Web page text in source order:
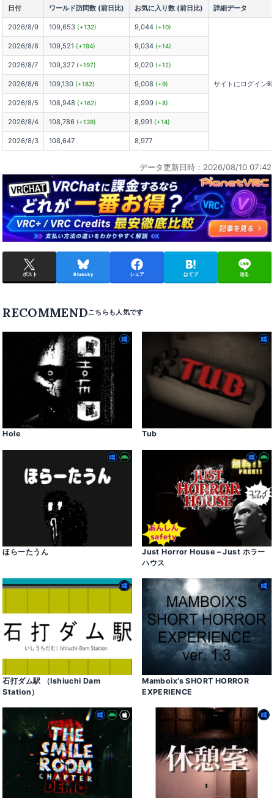
日付 ワールド訪問数 (前日比) お気に入り数 (前日比) 詳細データ
2026/8/9 109,653 (+132) 9,044 (+10)
サイトにログイン
2026/8/8 109,521 (+194) 9,034 (+14)
2026/8/7 109,327 (+197) 9,020 (+12)
2026/8/6 109,130 (+182) 9,008 (+9)
2026/8/5 108,948 (+162) 8,999 (+8)
2026/8/4 108,786 (+139) 8,991 (+14)
2026/8/3 108,647 8,977
データ更新日時：2026/08/10 07:42
ポスト Bluesky シェア はてブ 送る
RECOMMEND
Hole Tub
ほらーたうん
Just Horror House – Just ホラー
ハウス
石打ダム駅 （Ishiuchi Dam
Station）
Mamboix’s SHORT HORROR
EXPERIENCE